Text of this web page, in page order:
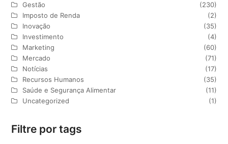
Gestão
(230)
Imposto de Renda
(2)
Inovação
(35)
Investimento
(4)
Marketing
(60)
Mercado
(71)
Notícias
(17)
Recursos Humanos
(35)
Saúde e Segurança Alimentar
(11)
Uncategorized
(1)
Filtre por tags